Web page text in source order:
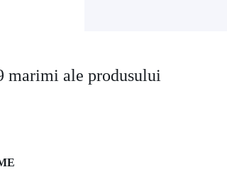
marimi ale produsului